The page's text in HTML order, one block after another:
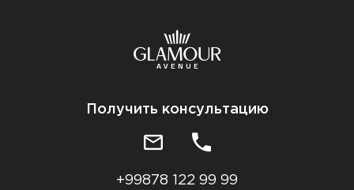
Получить консультацию
+99878 122 99 99